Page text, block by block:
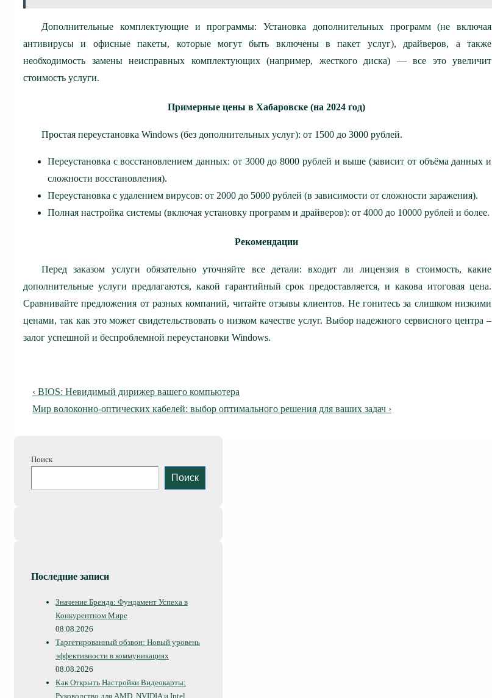
Дополнительные комплектующие и программы: Установка дополнительных программ (не включая
антивирусы и офисные пакеты, которые могут быть включены в пакет услуг), драйверов, а также
необходимость замены неисправных комплектующих (например, жесткого диска) — все это увеличит
стоимость услуги.
Примерные цены в Хабаровске (на 2024 год)
Простая переустановка Windows (без дополнительных услуг): от 1500 до 3000 рублей.
Переустановка с восстановлением данных: от 3000 до 8000 рублей и выше (зависит от объёма данных и
сложности восстановления).
Переустановка с удалением вирусов: от 2000 до 5000 рублей (в зависимости от сложности заражения).
Полная настройка системы (включая установку программ и драйверов): от 4000 до 10000 рублей и более.
Рекомендации
Перед заказом услуги обязательно уточняйте все детали: входит ли лицензия в стоимость, какие
дополнительные услуги предлагаются, какой гарантийный срок предоставляется, и какова итоговая цена.
Сравнивайте предложения от разных компаний, читайте отзывы клиентов. Не гонитесь за слишком низкими
ценами, так как это может свидетельствовать о низком качестве услуг. Выбор надежного сервисного центра –
залог успешной и беспроблемной переустановки Windows.
Навигация
по
Предыдущая
запись
‹ BIOS: Невидимый дирижер вашего компьютера
Следующая
Мир волоконно-оптических кабелей: выбор оптимального решения для ваших задач ›
Поиск
Поиск
Последние записи
Значение Бренда: Фундамент Успеха в
Конкурентном Мире
08.08.2026
Таргетированный обзвон: Новый уровень
эффективности в коммуникациях
08.08.2026
Как Открыть Настройки Видеокарты:
Руководство для AMD, NVIDIA и Intel